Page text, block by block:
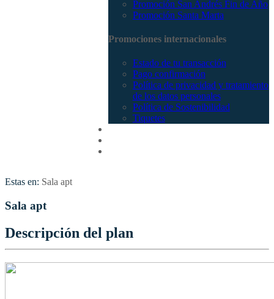
Promoción San Andrés Fin de Año
Promoción Santa Marta
Promociones internacionales
Estado de tu transacción
Pago confirmación
Política de privacidad y tratamiento
de los datos personales
Política de Sostenibilidad
Tiquetes
Estas en: Sala apt
Sala apt
Descripción del plan